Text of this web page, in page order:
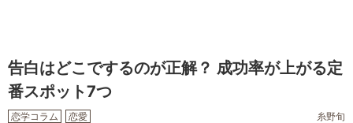
告白はどこでするのが正解？ 成功率が上がる定
番スポット7つ
恋学コラム 恋愛
糸野旬